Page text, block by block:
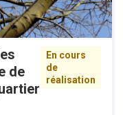
de
En cours
de
réalisation